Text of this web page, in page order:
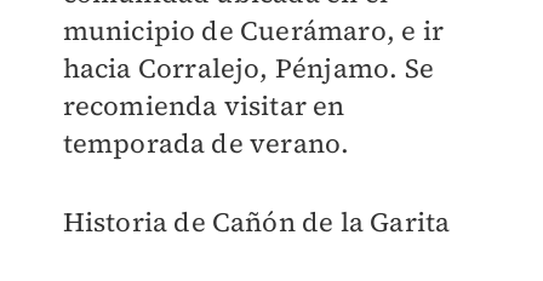
municipio de Cuerámaro, e ir
hacia Corralejo, Pénjamo. Se
recomienda visitar en
temporada de verano.
Historia de Cañón de la Garita